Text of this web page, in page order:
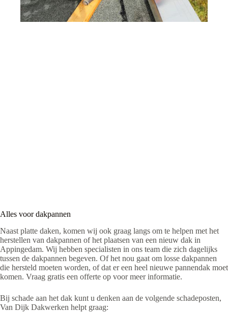
Alles voor dakpannen
Naast platte daken, komen wij ook graag langs om te helpen met het
herstellen van dakpannen of het plaatsen van een nieuw dak in
Appingedam. Wij hebben specialisten in ons team die zich dagelijks
tussen de dakpannen begeven. Of het nou gaat om losse dakpannen
die hersteld moeten worden, of dat er een heel nieuwe pannendak moet
komen. Vraag gratis een offerte op voor meer informatie.
Bij schade aan het dak kunt u denken aan de volgende schadeposten,
Van Dijk Dakwerken helpt graag: